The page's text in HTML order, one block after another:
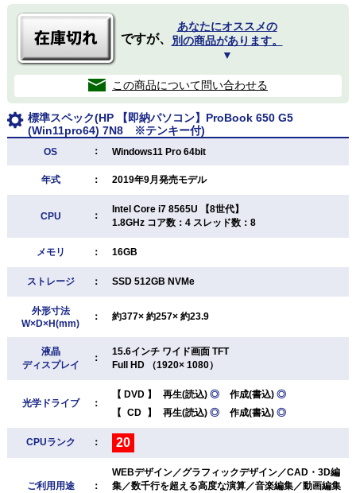
ですが、
あなたにオススメの
別の商品があります。
▼
この商品について問い合わせる
標準スペック(HP 【即納パソコン】ProBook 650 G5
(Win11pro64) 7N8 ※テンキー付)
OS ： Windows11 Pro 64bit
年式 ： 2019年9月発売モデル
CPU ：
Intel Core i7 8565U 【8世代】
1.8GHz コア数：4 スレッド数：8
メモリ ： 16GB
ストレージ ： SSD 512GB NVMe
外形寸法
W×D×H(mm)
： 約377× 約257× 約23.9
液晶
ディスプレイ
：
15.6インチ ワイド画面 TFT
Full HD （1920× 1080）
光学ドライブ ：
【 DVD 】 再生(読込) ◎ 作成(書込) ◎
【 CD 】 再生(読込) ◎ 作成(書込) ◎
CPUランク ： 20
ご利用用途 ：
WEBデザイン／グラフィックデザイン／CAD・3D編
集／数千行を超える高度な演算／音楽編集／動画編集